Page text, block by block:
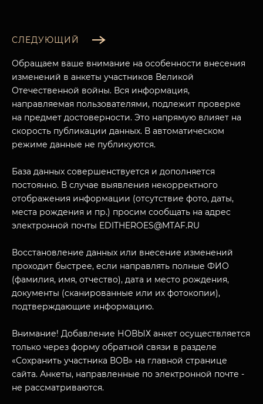
МУЗЕЙНЫЙ КОМПЛЕКС
О НАС
НАЗАД
СЛЕДУЮЩИЙ
Обращаем ваше внимание на особенности внесения
изменений в анкеты участников Великой
Отечественной войны. Вся информация,
направляемая пользователями, подлежит проверке
на предмет достоверности. Это напрямую влияет на
скорость публикации данных. В автоматическом
режиме данные не публикуются.
База данных совершенствуется и дополняется
постоянно. В случае выявления некорректного
отображения информации (отсутствие фото, даты,
места рождения и пр.) просим сообщать на адрес
электронной почты EDITHEROES@MTAF.RU
Восстановление данных или внесение изменений
проходит быстрее, если направлять полные ФИО
(фамилия, имя, отчество), дата и место рождения,
документы (сканированные или их фотокопии),
подтверждающие информацию.
Внимание! Добавление НОВЫХ анкет осуществляется
только через форму обратной связи в разделе
«Сохранить участника ВОВ» на главной странице
сайта. Анкеты, направленные по электронной почте -
не рассматриваются.